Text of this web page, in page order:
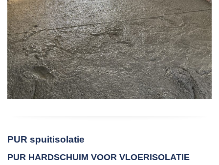
PUR spuitisolatie
PUR HARDSCHUIM VOOR VLOERISOLATIE